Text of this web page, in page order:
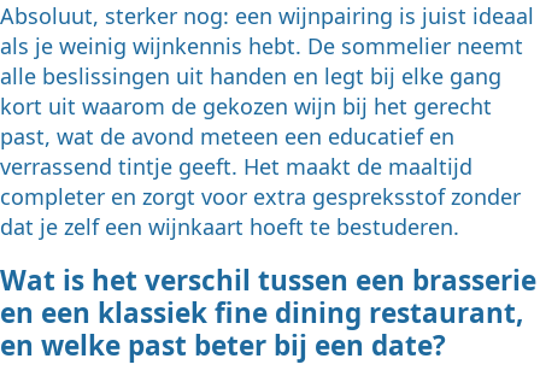
Absoluut, sterker nog: een wijnpairing is juist ideaal
als je weinig wijnkennis hebt. De sommelier neemt
alle beslissingen uit handen en legt bij elke gang
kort uit waarom de gekozen wijn bij het gerecht
past, wat de avond meteen een educatief en
verrassend tintje geeft. Het maakt de maaltijd
completer en zorgt voor extra gespreksstof zonder
dat je zelf een wijnkaart hoeft te bestuderen.
Wat is het verschil tussen een brasserie
en een klassiek fine dining restaurant,
en welke past beter bij een date?